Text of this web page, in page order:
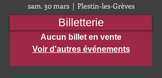
sam. 30 mars
  |
Plestin-les-Grèves
Aucun billet en vente
Voir d'autres événements
Billetterie